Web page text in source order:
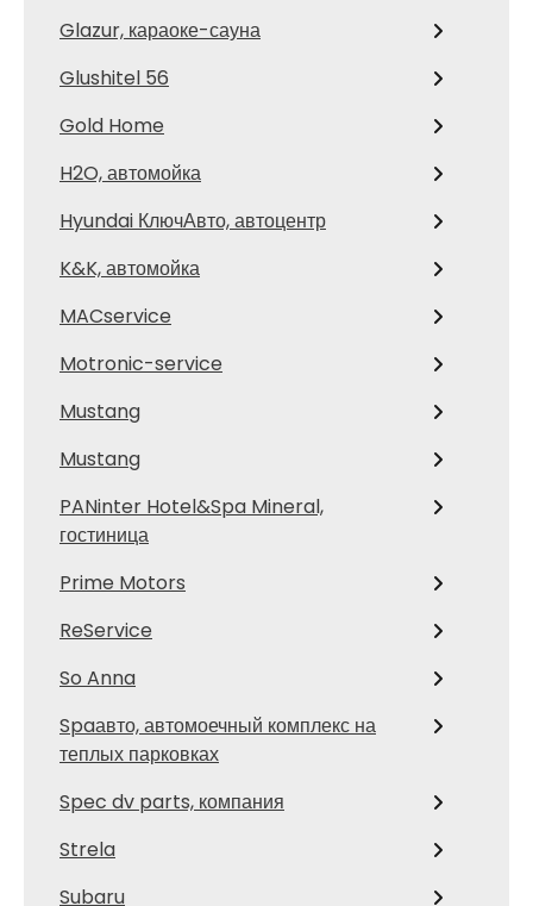
Glazur, караоке-сауна
Glushitel 56
Gold Home
H2O, автомойка
Hyundai КлючАвто, автоцентр
K&K, автомойка
MACservice
Motronic-service
Mustang
Mustang
PANinter Hotel&Spa Mineral,
гостиница
Prime Motors
ReService
So Anna
Spaавто, автомоечный комплекс на
теплых парковках
Spec dv parts, компания
Strela
Subaru